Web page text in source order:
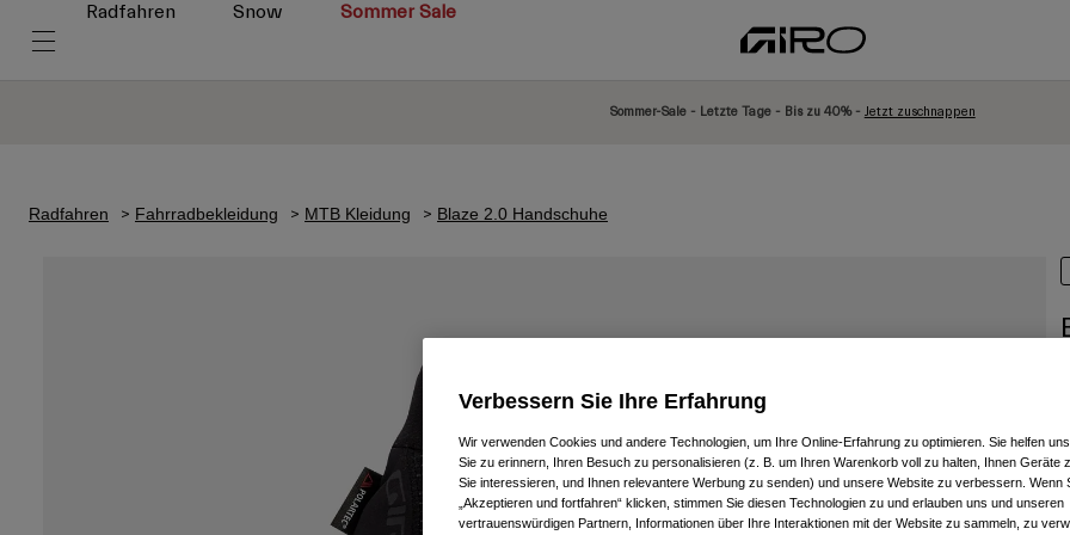
Radfahren Snow Sommer Sale
Sommer-Sale - Letzte Tage - Bis zu 40% - Jetzt zuschnappen
Radfahren Fahrradbekleidung MTB Kleidung Blaze 2.0 Handschuhe
Verbessern Sie Ihre Erfahrung
Wir verwenden Cookies und andere Technologien, um Ihre Online-Erfahrung zu optimieren. Sie helfen
Sie zu erinnern, Ihren Besuch zu personalisieren (z. B. um Ihren Warenkorb voll zu halten, Ihnen Geräte
Sie interessieren, und Ihnen relevantere Werbung zu senden) und unsere Website zu verbessern. Wenn
„Akzeptieren und fortfahren“ klicken, stimmen Sie diesen Technologien zu und erlauben uns und unseren
vertrauenswürdigen Partnern, Informationen über Ihre Interaktionen mit der Website zu sammeln, zu